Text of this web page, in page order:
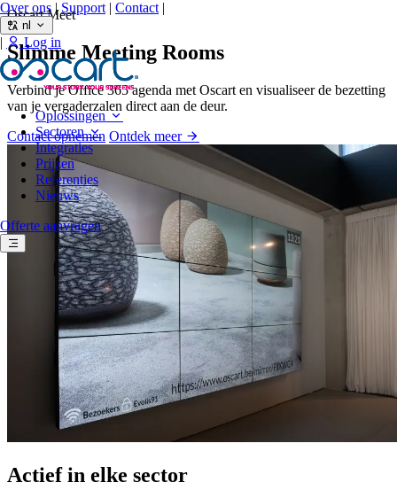
Over ons | Support | Contact |
nl
| Log in
Oplossingen
Sectoren
Integraties
Prijzen
Referenties
Nieuws
Offerte aanvragen
Oscart Meet
Slimme Meeting Rooms
Verbind je Office 365 agenda met Oscart en visualiseer de bezetting
van je vergaderzalen direct aan de deur.
Contact opnemen Ontdek meer
Actief in elke sector